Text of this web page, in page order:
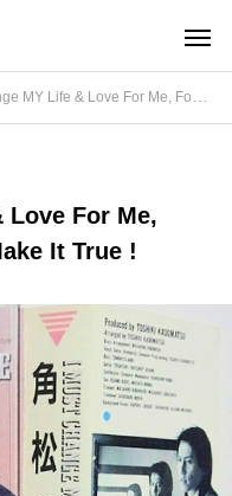
& Love For Me, Foget your Dream and Make It True !
Love For Me,
It True !